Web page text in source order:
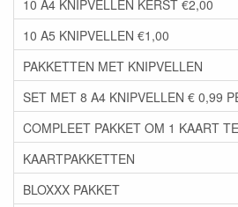
10 A4 KNIPVELLEN KERST €2,00
10 A5 KNIPVELLEN €1,00
PAKKETTEN MET KNIPVELLEN
SET MET 8 A4 KNIPVELLEN € 0,99
COMPLEET PAKKET OM 1 KAART
KAARTPAKKETTEN
BLOXXX PAKKET